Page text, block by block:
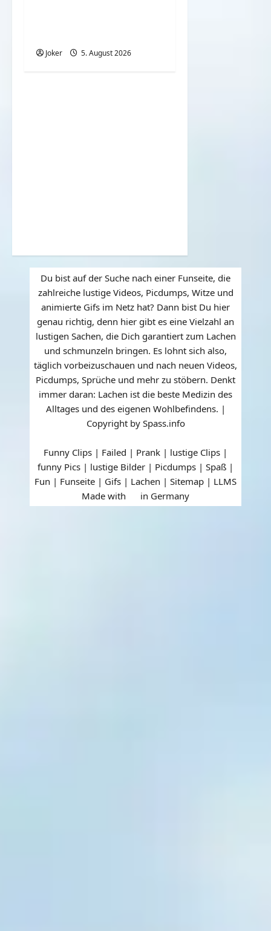
Joker 5. August 2026
Du bist auf der Suche nach einer Funseite, die
zahlreiche lustige Videos, Picdumps, Witze und
animierte Gifs im Netz hat? Dann bist Du hier
genau richtig, denn hier gibt es eine Vielzahl an
lustigen Sachen, die Dich garantiert zum Lachen
und schmunzeln bringen. Es lohnt sich also,
täglich vorbeizuschauen und nach neuen Videos,
Picdumps, Sprüche und mehr zu stöbern. Denkt
immer daran: Lachen ist die beste Medizin des
Alltages und des eigenen Wohlbefindens. |
Copyright by Spass.info
Funny Clips | Failed | Prank | lustige Clips |
funny Pics | lustige Bilder | Picdumps | Spaß |
Fun | Funseite | Gifs | Lachen | Sitemap | LLMS
Made with
in Germany